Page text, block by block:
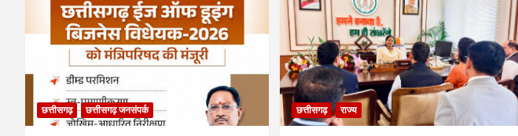
छत्तीसगढ़ छत्तीसगढ़ जनसंपर्क छत्तीसगढ़ राज्य